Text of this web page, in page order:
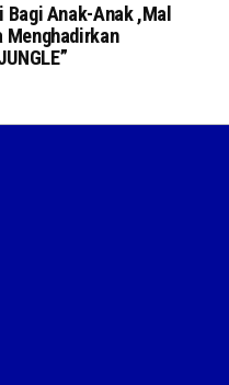
Bagi Anak-Anak ,Mal